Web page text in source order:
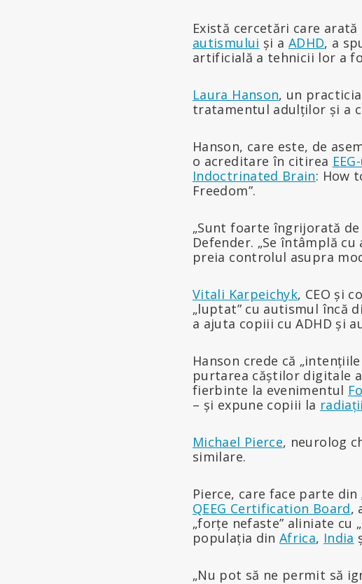
Există cercetări care
autismului și a ADHD, a
artificială a tehnicii lor a
Laura Hanson, un
tratamentul adulților și a
Hanson, care este, de
o acreditare în citirea
Indoctrinated Brain: How
Freedom”.
„Sunt foarte îngrijorată
Defender. „Se întâmplă
preia controlul asupra
Vitali Karpeichyk, CEO și
„luptat” cu autismul încă
a ajuta copiii cu ADHD și
Hanson crede că
purtarea căștilor digitale
fierbinte la evenimentul
– și expune copiii la
Michael Pierce, neurolog
similare.
Pierce, care face parte din
QEEG Certification Board,
„forțe nefaste” aliniate cu
populația dinAfrica, India
„Nu pot să ne permit să